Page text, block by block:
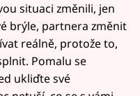
situaci změnili, jen
brýle, partnera změnit
reálně, protože to,
Pomalu se
ukliďte své